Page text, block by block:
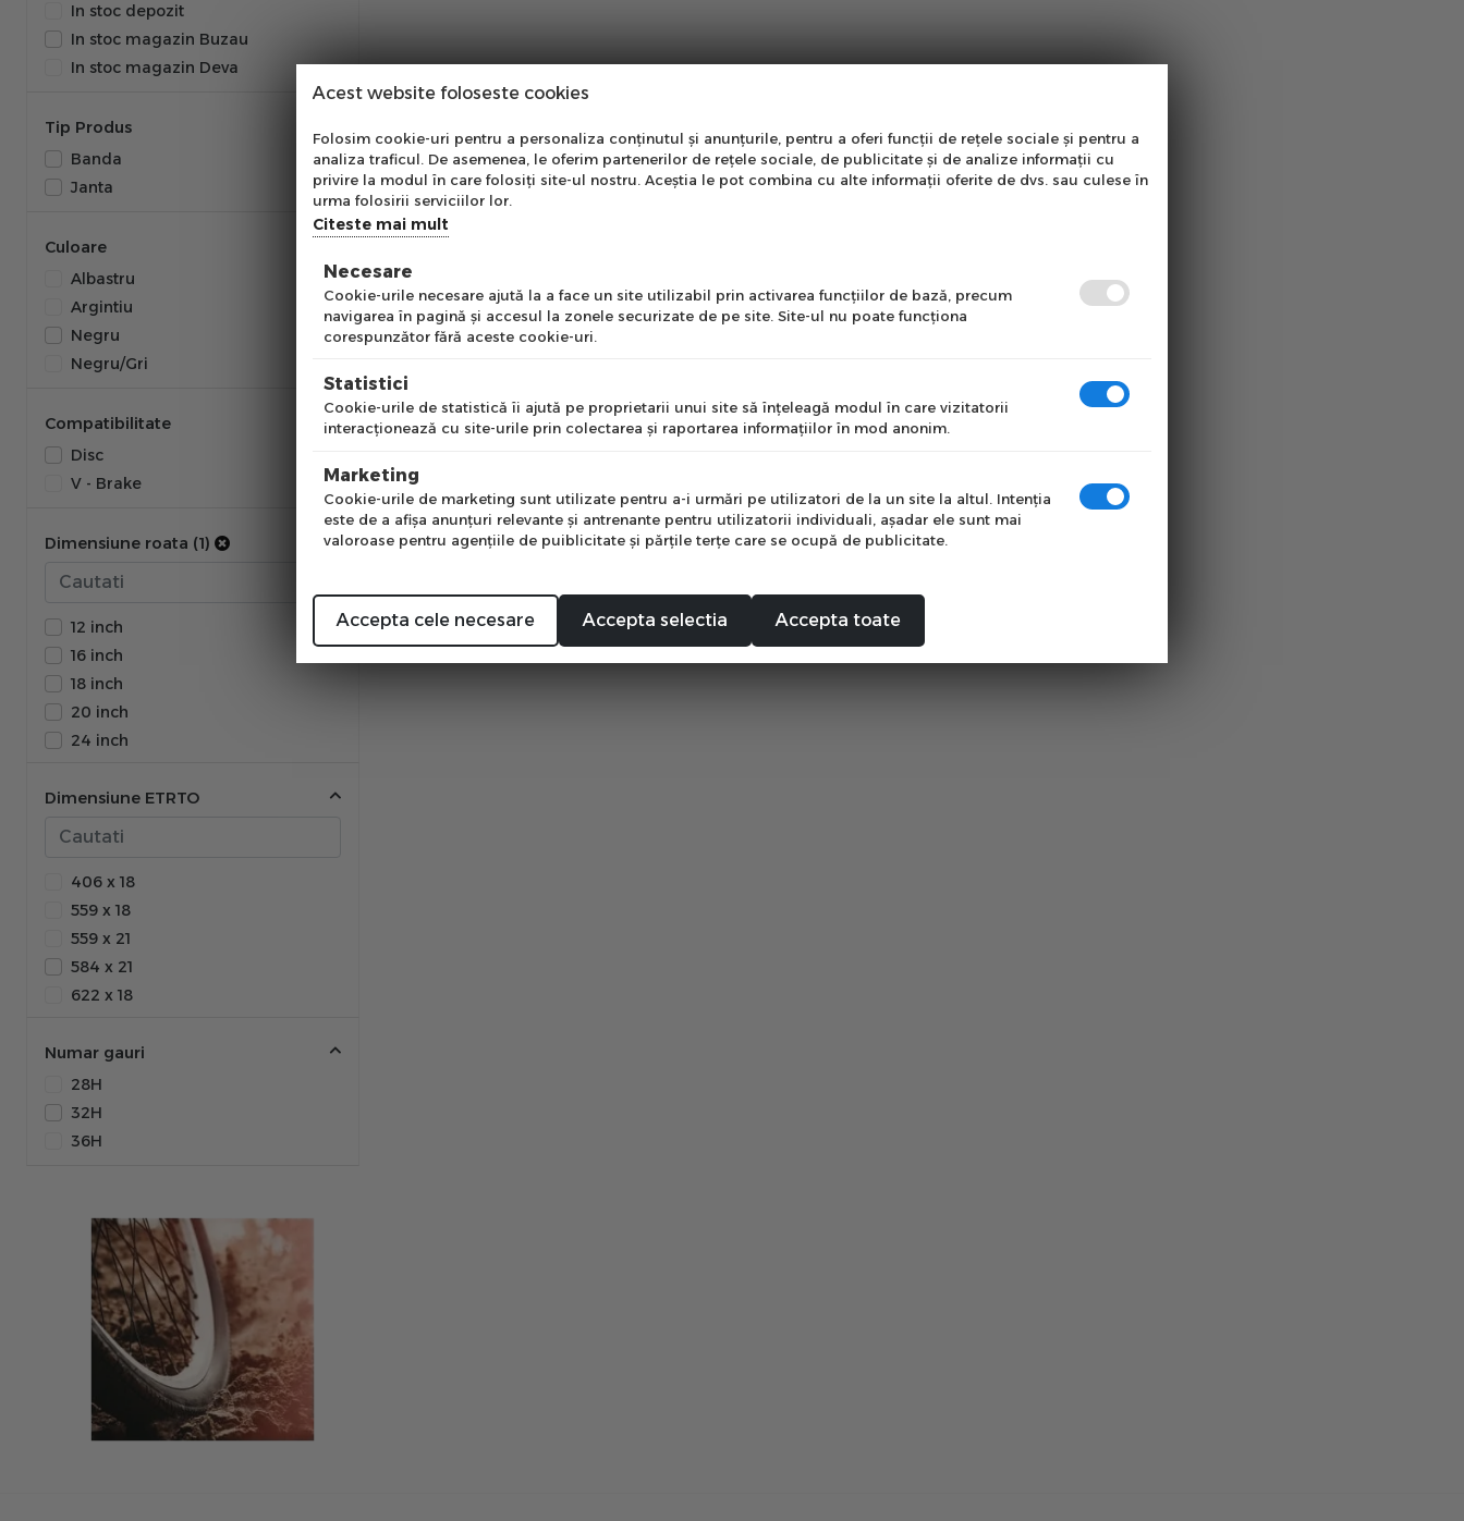
In stoc depozit
In stoc magazin Buzau
In stoc magazin Deva
Tip Produs
Banda
Janta
Culoare
Albastru
Argintiu
Negru
Negru/Gri
Compatibilitate
Disc
V - Brake
Dimensiune roata (1)
12 inch
16 inch
18 inch
20 inch
24 inch
27.5 inch
28 inch
Dimensiune ETRTO
406 x 18
559 x 18
559 x 21
584 x 21
622 x 18
622 x 21
Numar gauri
28H
32H
36H
Acest website foloseste cookies
Folosim cookie-uri pentru a personaliza conținutul și anunțurile, pentru a oferi funcții de rețele sociale și pentru a
analiza traficul. De asemenea, le oferim partenerilor de rețele sociale, de publicitate și de analize informații cu
privire la modul în care folosiți site-ul nostru. Aceștia le pot combina cu alte informații oferite de dvs. sau culese în
urma folosirii serviciilor lor.
Citeste mai mult
Necesare
Cookie-urile necesare ajută la a face un site utilizabil prin activarea funcţiilor de bază, precum
navigarea în pagină şi accesul la zonele securizate de pe site. Site-ul nu poate funcţiona
corespunzător fără aceste cookie-uri.
Statistici
Cookie-urile de statistică îi ajută pe proprietarii unui site să înţeleagă modul în care vizitatorii
interacţionează cu site-urile prin colectarea şi raportarea informaţiilor în mod anonim.
Marketing
Cookie-urile de marketing sunt utilizate pentru a-i urmări pe utilizatori de la un site la altul. Intenţia
este de a afişa anunţuri relevante şi antrenante pentru utilizatorii individuali, aşadar ele sunt mai
valoroase pentru agenţiile de puiblicitate şi părţile terţe care se ocupă de publicitate.
Accepta cele necesare Accepta selectia Accepta toate
Abonare Newsletter
Abonează-te la newsletter
pentru a primi cele mai noi
Mă abonez